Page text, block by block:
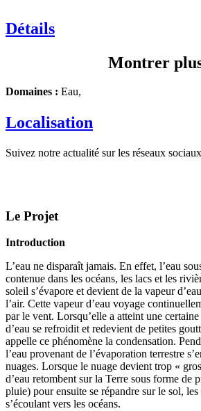
Détails
Montrer
Domaines : Eau,
Localisation
Suivez notre actualité sur les réseaux
Le Projet
Introduction
L’eau ne disparaît jamais. En effet, l’eau
contenue dans les océans, les lacs et les
soleil s’évapore et devient de la vapeur
l’air. Cette vapeur d’eau voyage
par le vent. Lorsqu’elle a atteint une
d’eau se refroidit et redevient de petites
appelle ce phénomène la condensation.
l’eau provenant de l’évaporation terrestre
nuages. Lorsque le nuage devient trop «
d’eau retombent sur la Terre sous forme de
pluie) pour ensuite se répandre sur le sol,
s’écoulant vers les océans.